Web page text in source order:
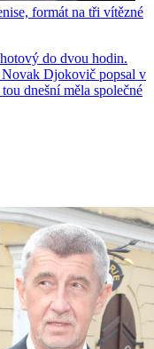
formát na tři vítězné
do dvou hodin.
Djokovič popsal v
dnešní měla společné